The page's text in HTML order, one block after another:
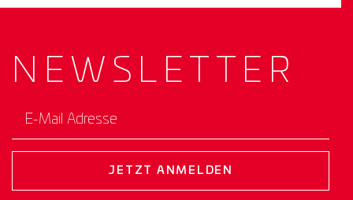
NEWS­ LETTER
E-Mail Adresse
JETZT ANMELDEN